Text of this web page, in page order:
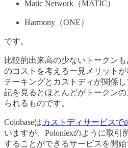
Matic Network（MATIC）
Harmony（ONE）
です。
比較的出来高の少ないトークン
のコストを考える一見メリット
テーキングとカストディが関係
記を見るとほとんどがトークン
られるものです。
Coinbaseはカストディサービスで
いますが、Poloniexのように取引
することができるサービスを開始